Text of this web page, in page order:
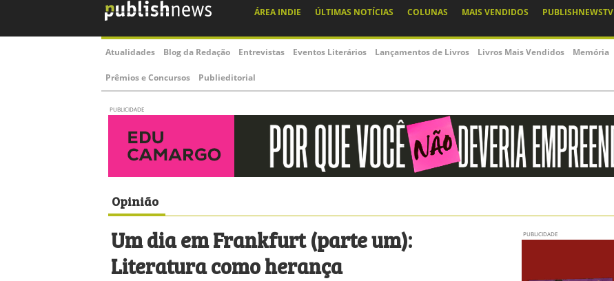
ÁREA INDIE ÚLTIMAS NOTÍCIAS COLUNAS MAIS VENDIDOS PUBLISHNEWSTV
Atualidades Blog da Redação Entrevistas Eventos Literários Lançamentos de Livros Livros Mais Vendidos Memória
Prêmios e Concursos Publieditorial
PUBLICIDADE
Opinião
Um dia em Frankfurt (parte um):
Literatura como herança
PUBLICIDADE